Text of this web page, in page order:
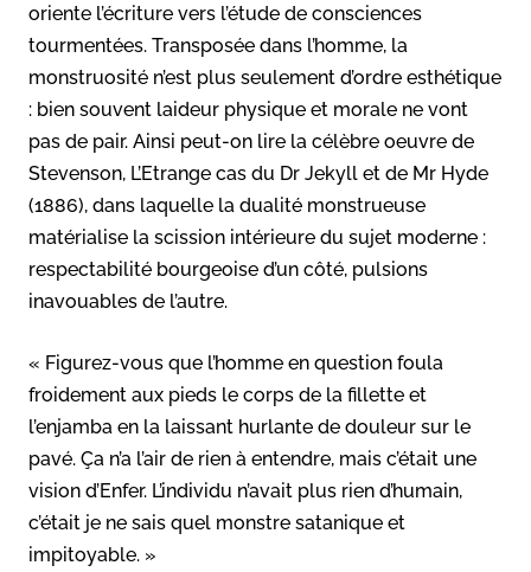
oriente l’écriture vers l’étude de consciences
tourmentées. Transposée dans l’homme, la
monstruosité n’est plus seulement d’ordre esthétique
: bien souvent laideur physique et morale ne vont
pas de pair. Ainsi peut-on lire la célèbre oeuvre de
Stevenson, L’Etrange cas du Dr Jekyll et de Mr Hyde
(1886), dans laquelle la dualité monstrueuse
matérialise la scission intérieure du sujet moderne :
respectabilité bourgeoise d’un côté, pulsions
inavouables de l’autre.
« Figurez-vous que l’homme en question foula
froidement aux pieds le corps de la fillette et
l’enjamba en la laissant hurlante de douleur sur le
pavé. Ça n’a l’air de rien à entendre, mais c’était une
vision d’Enfer. L’individu n’avait plus rien d’humain,
c’était je ne sais quel monstre satanique et
impitoyable. »